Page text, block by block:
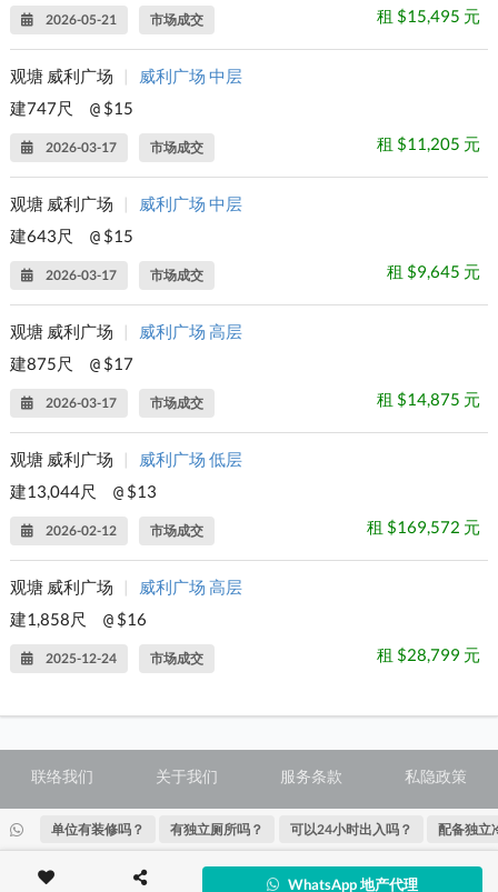
2026-05-21 市场成交 租 $15,495 元
观塘 威利广场 |
威利广场 中层
建747尺
@ $15
2026-03-17 市场成交 租 $11,205 元
观塘 威利广场 |
威利广场 中层
建643尺
@ $15
2026-03-17 市场成交 租 $9,645 元
观塘 威利广场 |
威利广场 高层
建875尺
@ $17
2026-03-17 市场成交 租 $14,875 元
观塘 威利广场 |
威利广场 低层
建13,044尺
@ $13
2026-02-12 市场成交 租 $169,572 元
观塘 威利广场 |
威利广场 高层
建1,858尺
@ $16
2025-12-24 市场成交 租 $28,799 元
单位有装修吗？ 有独立厕所吗？ 可以24小时出入吗？ 配备独立
WhatsApp 地产代理
联络我们 关于我们 服务条款 私隐政策
@ Copyright 2026 28Hse LTD All rights reserved.